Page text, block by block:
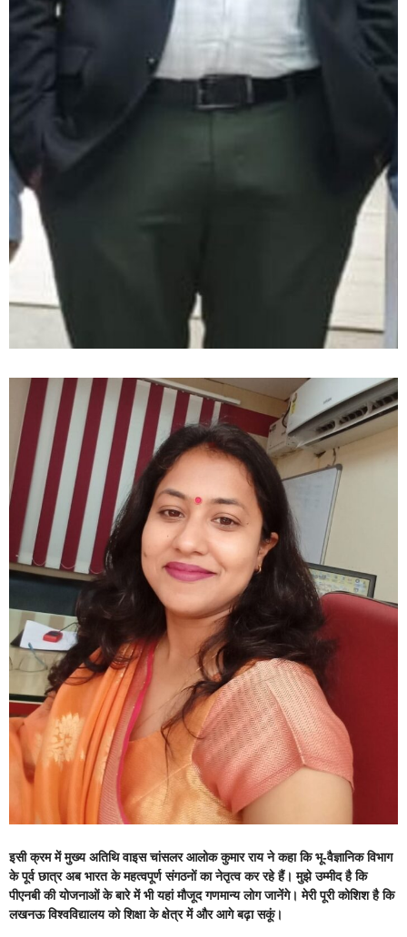
इसी क्रम में मुख्य अतिथि वाइस चांसलर आलोक कुमार राय ने कहा कि भू-वैज्ञानिक विभाग
के पूर्व छात्र अब भारत के महत्वपूर्ण संगठनों का नेतृत्व कर रहे हैं। मुझे उम्मीद है कि
पीएनबी की योजनाओं के बारे में भी यहां मौजूद गणमान्य लोग जानेंगे। मेरी पूरी कोशिश है कि
लखनऊ विश्वविद्यालय को शिक्षा के क्षेत्र में और आगे बढ़ा सकूं।